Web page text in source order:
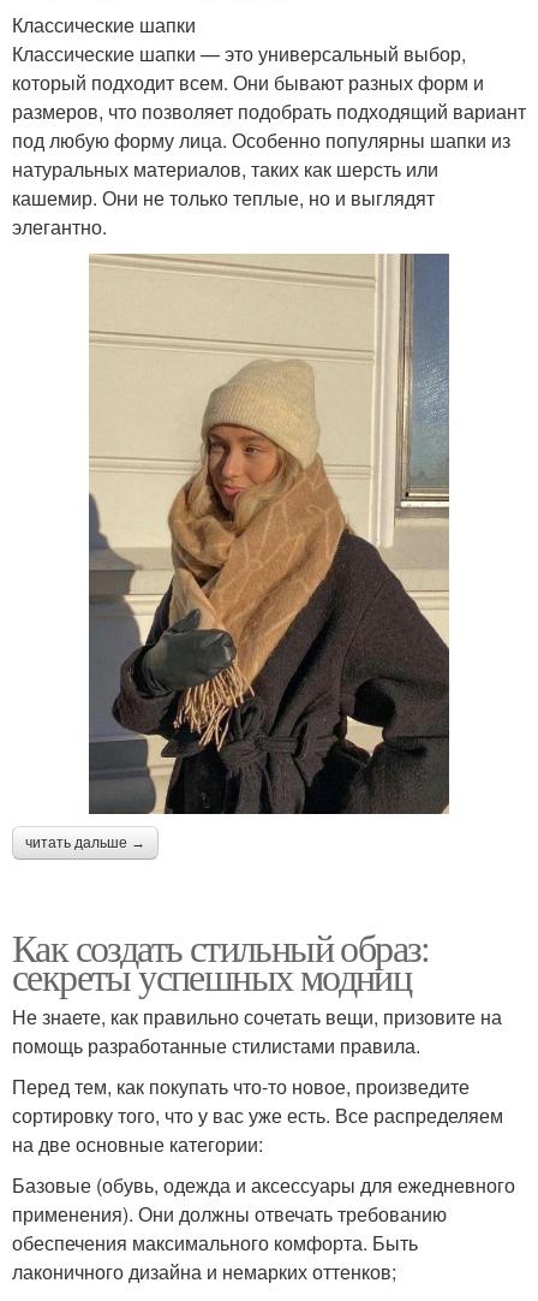
Классические шапки
Классические шапки — это универсальный выбор,
который подходит всем. Они бывают разных форм и
размеров, что позволяет подобрать подходящий вариант
под любую форму лица. Особенно популярны шапки из
натуральных материалов, таких как шерсть или
кашемир. Они не только теплые, но и выглядят
элегантно.
читать дальше →
Как создать стильный образ:
секреты успешных модниц
Не знаете, как правильно сочетать вещи, призовите на
помощь разработанные стилистами правила.
Перед тем, как покупать что-то новое, произведите
сортировку того, что у вас уже есть. Все распределяем
на две основные категории:
Базовые (обувь, одежда и аксессуары для ежедневного
применения). Они должны отвечать требованию
обеспечения максимального комфорта. Быть
лаконичного дизайна и немарких оттенков;